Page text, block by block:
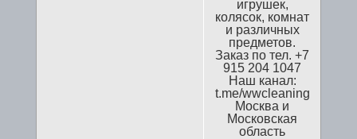
игрушек,
колясок, комнат
и различных
предметов.
Заказ по тел. +7
915 204 1047
Наш канал:
t.me/wwcleaning
Москва и
Московская
область